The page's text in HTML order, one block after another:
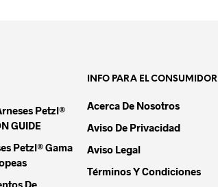
Petzl®
GUIDE
Petzl® Gama
De
INFO PARA EL CONSUMIDOR
Acerca De Nosotros
Aviso De Privacidad
Aviso Legal
Términos Y Condiciones